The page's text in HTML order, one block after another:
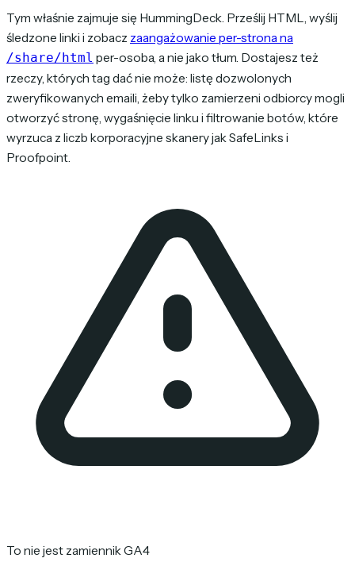
Tym właśnie zajmuje się HummingDeck. Prześlij HTML, wyślij
śledzone linki i zobacz zaangażowanie per-strona na
/share/html per-osoba, a nie jako tłum. Dostajesz też
rzeczy, których tag dać nie może: listę dozwolonych
zweryfikowanych emaili, żeby tylko zamierzeni odbiorcy mogli
otworzyć stronę, wygaśnięcie linku i filtrowanie botów, które
wyrzuca z liczb korporacyjne skanery jak SafeLinks i
Proofpoint.
To nie jest zamiennik GA4